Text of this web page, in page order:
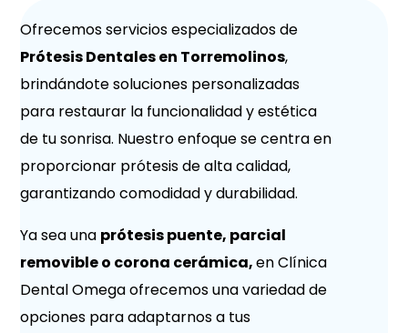
Ofrecemos servicios especializados de
Prótesis Dentales en Torremolinos,
brindándote soluciones personalizadas
para restaurar la funcionalidad y estética
de tu sonrisa. Nuestro enfoque se centra en
proporcionar prótesis de alta calidad,
garantizando comodidad y durabilidad.
Ya sea una prótesis puente, parcial
removible o corona cerámica,en Clínica
Dental Omega ofrecemos una variedad de
opciones para adaptarnos a tus